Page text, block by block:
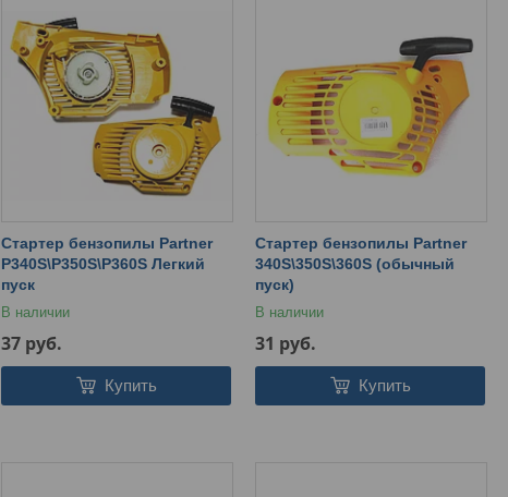
Стартер бензопилы Partner
P340S\P350S\P360S Легкий
пуск
В наличии
37 руб.
Купить
Стартер бензопилы Partner
340S\350S\360S (обычный
пуск)
В наличии
31 руб.
Купить